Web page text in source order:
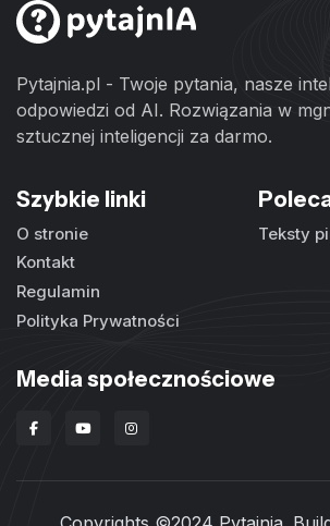
Pytajnia.pl - Twoje pytania, nasze
odpowiedzi od AI. Rozwiązania w
sztucznej inteligencji za darmo.
Szybkie linki
O stronie
Kontakt
Regulamin
Polityka Prywatności
Teksty
Media społecznościowe